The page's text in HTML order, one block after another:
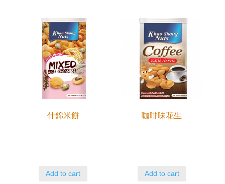
什錦米餅
Add to cart
咖啡味花生
Add to cart